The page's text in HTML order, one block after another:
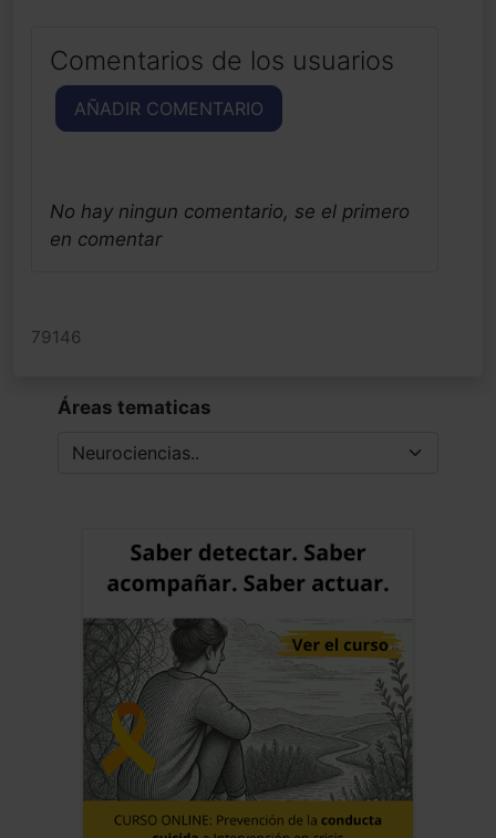
Comentarios de los usuarios
AÑADIR COMENTARIO
No hay ningun comentario, se el primero
en comentar
79146
Áreas tematicas